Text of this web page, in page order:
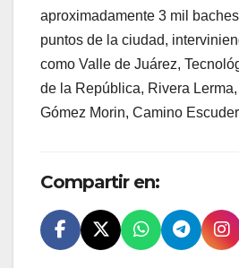
aproximadamente 3 mil
puntos de la ciudad,
como Valle de Juárez,
de la República, Rivera
Gómez Morin, Camino
Compartir en: